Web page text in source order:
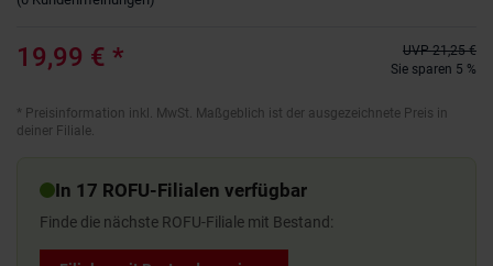
19,99 € * UVP 21,25 €
Sie sparen 5 %
* Preisinformation inkl. MwSt. Maßgeblich ist der ausgezeichnete Preis in
deiner Filiale.
In 17 ROFU-Filialen verfügbar
Finde die nächste ROFU-Filiale mit Bestand: